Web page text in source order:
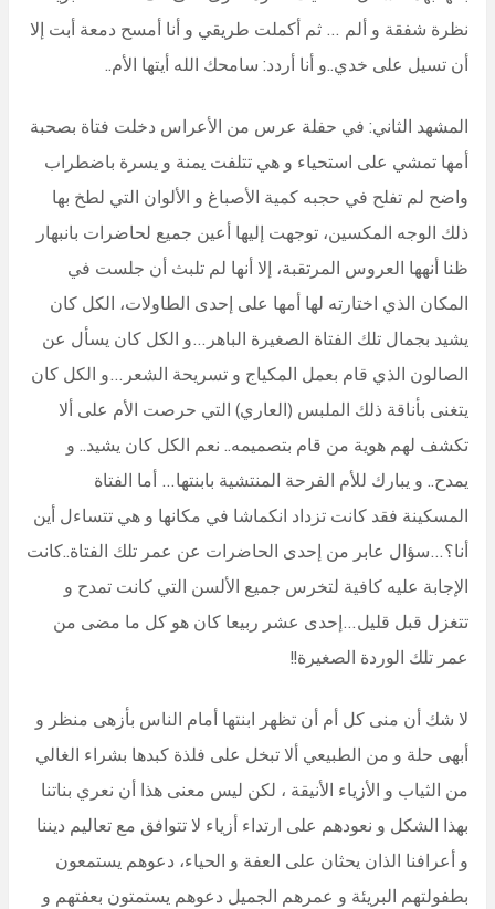
نظرة شفقة و ألم … ثم أكملت طريقي و أنا أمسح دمعة أبت إلا
أن تسيل على خدي..و أنا أردد: سامحك الله أيتها الأم..
المشهد الثاني: في حفلة عرس من الأعراس دخلت فتاة بصحبة
أمها تمشي على استحياء و هي تتلفت يمنة و يسرة باضطراب
واضح لم تفلح في حجبه كمية الأصباغ و الألوان التي لطخ بها
ذلك الوجه المكسين، توجهت إليها أعين جميع لحاضرات بانبهار
ظنا أنهها العروس المرتقبة، إلا أنها لم تلبث أن جلست في
المكان الذي اختارته لها أمها على إحدى الطاولات، الكل كان
يشيد بجمال تلك الفتاة الصغيرة الباهر…و الكل كان يسأل عن
الصالون الذي قام بعمل المكياج و تسريحة الشعر…و الكل كان
يتغنى بأناقة ذلك الملبس (العاري) التي حرصت الأم على ألا
تكشف لهم هوية من قام بتصميمه.. نعم الكل كان يشيد.. و
يمدح.. و يبارك للأم الفرحة المنتشية بابنتها… أما الفتاة
المسكينة فقد كانت تزداد انكماشا في مكانها و هي تتساءل أين
أنا؟…سؤال عابر من إحدى الحاضرات عن عمر تلك الفتاة..كانت
الإجابة عليه كافية لتخرس جميع الألسن التي كانت تمدح و
تتغزل قبل قليل…إحدى عشر ربيعا كان هو كل ما مضى من
عمر تلك الوردة الصغيرة!!
لا شك أن منى كل أم أن تظهر ابنتها أمام الناس بأزهى منظر و
أبهى حلة و من الطبيعي ألا تبخل على فلذة كبدها بشراء الغالي
من الثياب و الأزياء الأنيقة ، لكن ليس معنى هذا أن نعري بناتنا
بهذا الشكل و نعودهم على ارتداء أزياء لا تتوافق مع تعاليم ديننا
و أعرافنا الذان يحثان على العفة و الحياء، دعوهم يستمعون
بطفولتهم البريئة و عمرهم الجميل دعوهم يستمتون بعفتهم و